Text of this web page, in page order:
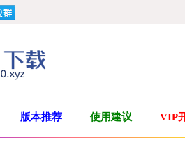
版本推荐 使用建议 VIP